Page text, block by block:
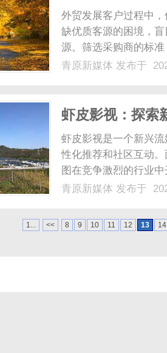
外贸发展客户过程中
缺优质客源的困境，
源。筛选采购商的标
准、借助专业工具，
青原新媒体 发布于
虾皮影视：探索
虾皮影视是一个新兴
性化推荐和社区互动
图在竞争激烈的行业
青原新媒体 发布于
1... << 8 9 10 11 12 13 14